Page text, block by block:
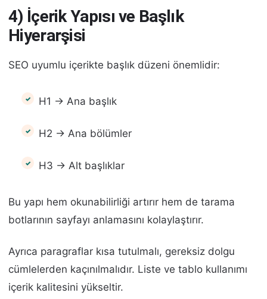
4) İçerik Yapısı ve Başlık
Hiyerarşisi
SEO uyumlu içerikte başlık düzeni önemlidir:
H1 → Ana başlık
H2 → Ana bölümler
H3 → Alt başlıklar
Bu yapı hem okunabilirliği artırır hem de tarama
botlarının sayfayı anlamasını kolaylaştırır.
Ayrıca paragraflar kısa tutulmalı, gereksiz dolgu
cümlelerden kaçınılmalıdır. Liste ve tablo kullanımı
içerik kalitesini yükseltir.